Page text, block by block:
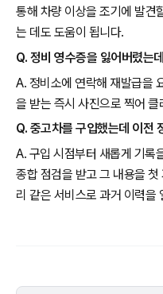
통해 차량 이상을 조기에 발견
는 데도 도움이 됩니다.
Q. 정비 영수증을 잃어버렸는
A. 정비소에 연락해 재발급을
을 받는 즉시 사진으로 찍어
Q. 중고차를 구입했는데 이전
A. 구입 시점부터 새롭게 기록
종합 점검을 받고 그 내용을
리 같은 서비스로 과거 이력을